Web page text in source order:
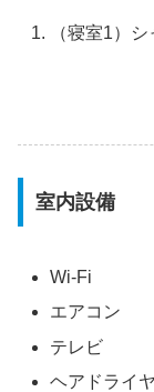
（寝室1）
室内設備
Wi-Fi
エアコン
テレビ
ヘアドライ